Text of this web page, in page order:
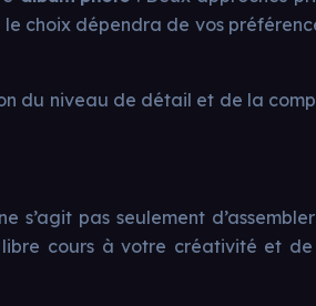
choix dépendra de vos
du niveau de détail et de la
s’agit pas seulement
libre cours à votre créativité et